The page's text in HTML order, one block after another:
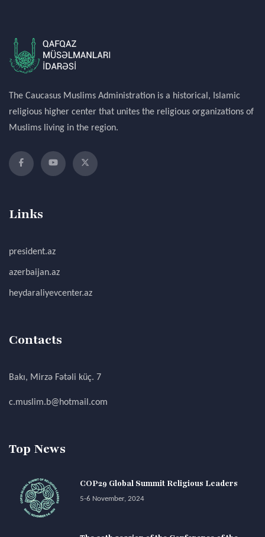
The Caucasus Muslims Administration is a historical, Islamic
religious higher center that unites the religious organizations of
Muslims living in the region.
Links
president.az
azerbaijan.az
heydaraliyevcenter.az
Contacts
Bakı, Mirzə Fətəli küç. 7
c.muslim.b@hotmail.com
Top News
COP29 Global Summit Religious Leaders
5-6 November, 2024